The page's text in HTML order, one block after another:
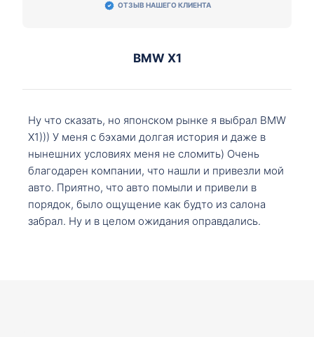
ОТЗЫВ НАШЕГО КЛИЕНТА
BMW X1
Ну что сказать, но японском рынке я выбрал BMW
X1))) У меня с бэхами долгая история и даже в
нынешних условиях меня не сломить) Очень
благодарен компании, что нашли и привезли мой
авто. Приятно, что авто помыли и привели в
порядок, было ощущение как будто из салона
забрал. Ну и в целом ожидания оправдались.